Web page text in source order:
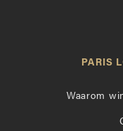
PARIS
Waarom